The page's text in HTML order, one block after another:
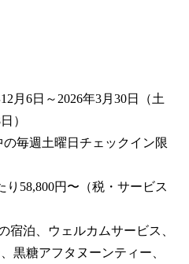
～2026年3月30日（土
）
土曜日チェックイン限
円〜（税・サービス
泊、ウェルカムサービス、
黒糖アフタヌーンティー、